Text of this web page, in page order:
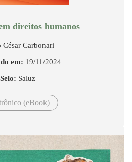
direitos humanos
César Carbonari
em: 19/11/2024
Selo: Saluz
(eBook)